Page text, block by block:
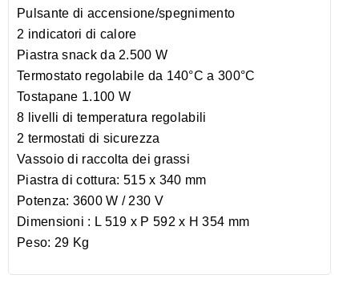
Pulsante di accensione/spegnimento
2 indicatori di calore
Piastra snack da 2.500 W
Termostato regolabile da 140°C a 300°C
Tostapane 1.100 W
8 livelli di temperatura regolabili
2 termostati di sicurezza
Vassoio di raccolta dei grassi
Piastra di cottura: 515 x 340 mm
Potenza: 3600 W / 230 V
Dimensioni : L 519 x P 592 x H 354 mm
Peso: 29 Kg